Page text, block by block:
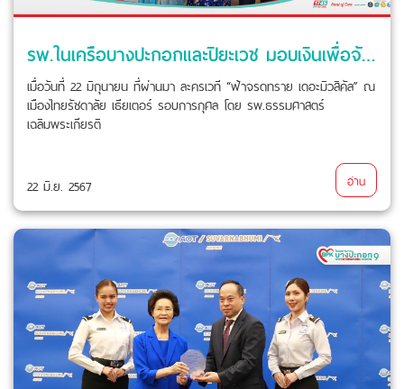
รพ.ในเครือบางปะกอกและปิยะเวช มอบเงินเพื่อจัดซื้ออุปกรณ์การแพทย์ รพ.ธรรมศาสตร์
เมื่อวันที่ 22 มิถุนายน ที่ผ่านมา ละครเวที “ฟ้าจรดทราย เดอะมิวสิคัล” ณ
เมืองไทยรัชดาลัย เธียเตอร์ รอบการกุศล โดย รพ.ธรรมศาสตร์
เฉลิมพระเกียรติ
22 มิ.ย. 2567 อ่าน